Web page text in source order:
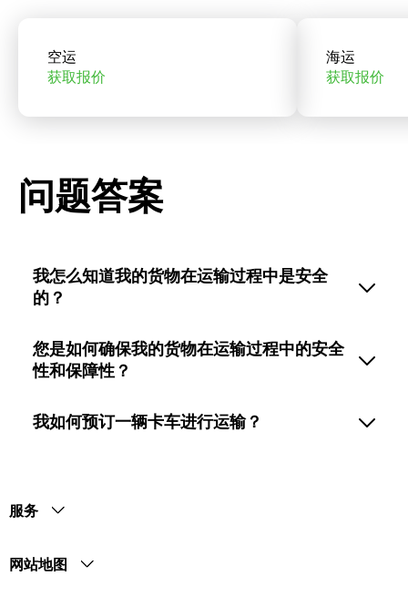
空运
获取报价
海运
获取报价
问题答案
我怎么知道我的货物在运输过程中是安全
的？
您是如何确保我的货物在运输过程中的安全
性和保障性？
我如何预订一辆卡车进行运输？
服务
网站地图